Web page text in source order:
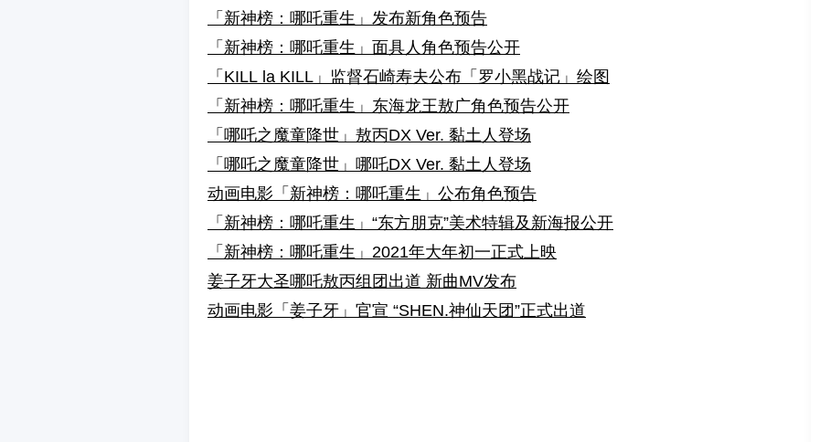
「新神榜：哪吒重生」发布新角色预告
「新神榜：哪吒重生」面具人角色预告公开
「KILL la KILL」监督石崎寿夫公布「罗小黑战记」绘图
「新神榜：哪吒重生」东海龙王敖广角色预告公开
「哪吒之魔童降世」敖丙DX Ver. 黏土人登场
「哪吒之魔童降世」哪吒DX Ver. 黏土人登场
动画电影「新神榜：哪吒重生」公布角色预告
「新神榜：哪吒重生」“东方朋克”美术特辑及新海报公开
「新神榜：哪吒重生」2021年大年初一正式上映
姜子牙大圣哪吒敖丙组团出道 新曲MV发布
动画电影「姜子牙」官宣 “SHEN.神仙天团”正式出道